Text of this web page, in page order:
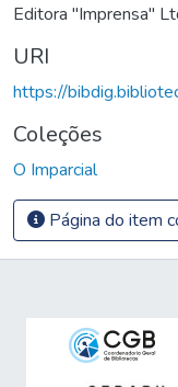
Editora "Imprensa"
URI
https://
Coleções
O Imparcial
Página do item